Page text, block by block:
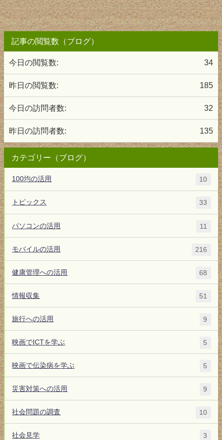
記事の閲覧数（ブログ）
34
今日の閲覧数:
185
昨日の閲覧数:
32
今日の訪問者数:
135
昨日の訪問者数:
カテゴリー（ブログ）
100均の活用 10
トピックス 33
パソコンの活用 11
モバイルの活用 216
健康管理への活用 68
情報収集 51
旅行への活用 9
映画でICTを学ぶ 5
映画で伝染病を学ぶ 5
災害対策への活用 9
社会問題の調査 10
社会見学 3